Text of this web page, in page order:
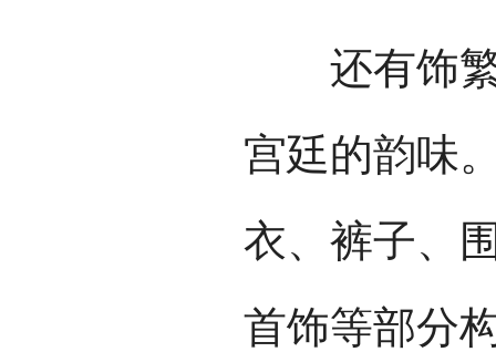
还有饰繁
宫廷的韵味
衣、裤子、
首饰等部分